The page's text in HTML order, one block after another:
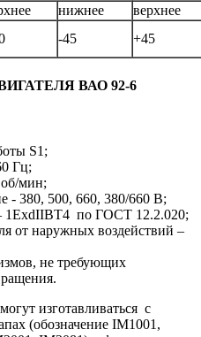
нижнее
верхнее
-45 +45
ВАО 92-6
S1;
Гц;
мин;
- 380, 500, 660, 380/660 В;
1ExdIIBT4 по ГОСТ 12.2.020;
от наружных воздействий –
не требующих
изготавливаться с
(обозначение IM1001,